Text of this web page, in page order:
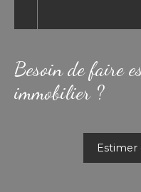
Besoin de faire
immobilier ?